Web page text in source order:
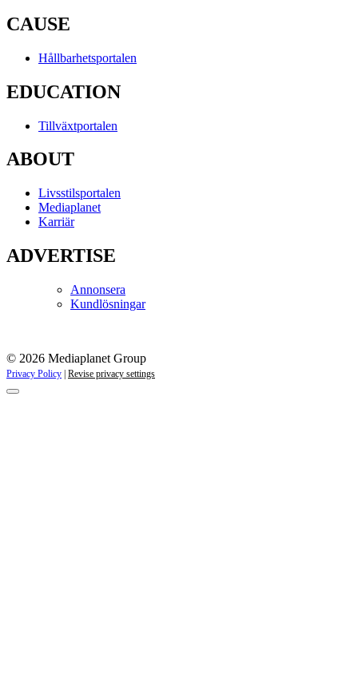
CAUSE
Hållbarhetsportalen
EDUCATION
Tillväxtportalen
ABOUT
Livsstilsportalen
Mediaplanet
Karriär
ADVERTISE
Annonsera
Kundlösningar
© 2026 Mediaplanet Group
Privacy Policy Revise privacy settings